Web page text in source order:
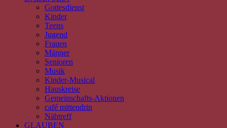
Gottesdienst
Kinder
Teens
Jugend
Frauen
Männer
Senioren
Musik
Kinder-Musical
Hauskreise
Gemeinschafts-Aktionen
café mittendrin
Nähtreff
GLAUBEN